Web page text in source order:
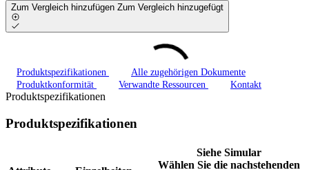
Zum Vergleich hinzufügen Zum Vergleich hinzugefügt
Produktspezifikationen
Alle zugehörigen Dokumente
Produktkonformität
Verwandte Ressourcen Kontakt
Produktspezifikationen
Produktspezifikationen
Siehe Simular
Wählen Sie die nachstehenden